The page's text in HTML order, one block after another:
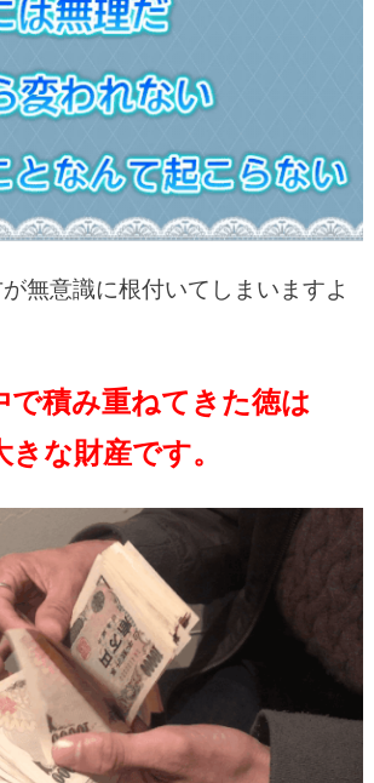
無意識に根付いてしまいますよ
で積み重ねてきた徳は
きな財産です。